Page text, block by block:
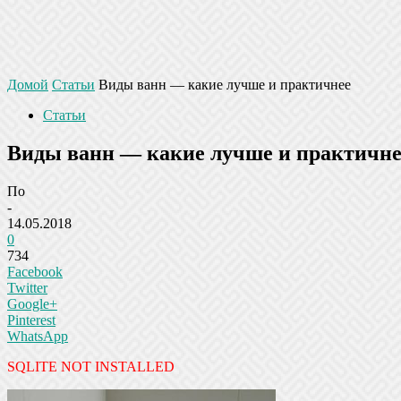
Домой Статьи Виды ванн — какие лучше и практичнее
Статьи
Виды ванн — какие лучше и
По
-
14.05.2018
0
734
Facebook
Twitter
Google+
Pinterest
WhatsApp
SQLITE NOT INSTALLED